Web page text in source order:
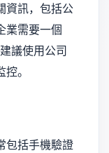
資訊，包括公
業需要一個
議使用公司
。
包括手機驗證